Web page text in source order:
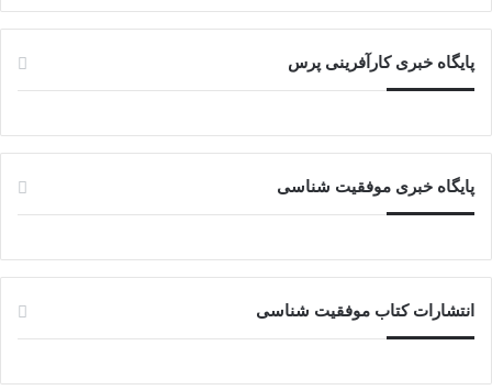
پایگاه خبری کارآفرینی پرس
پایگاه خبری موفقیت شناسی
انتشارات کتاب موفقیت شناسی